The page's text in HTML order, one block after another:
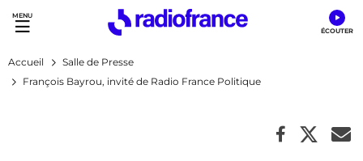
Accès direct :
Menu principal
Contenu
Accueil
Salle de Presse
François Bayrou, invité de Radio France Politique